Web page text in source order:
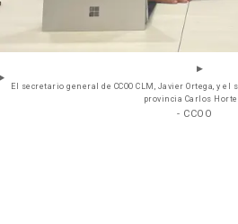
El secretario general de CCOO CLM, Javier Ortega, y
provincia Carlos
- CCOO